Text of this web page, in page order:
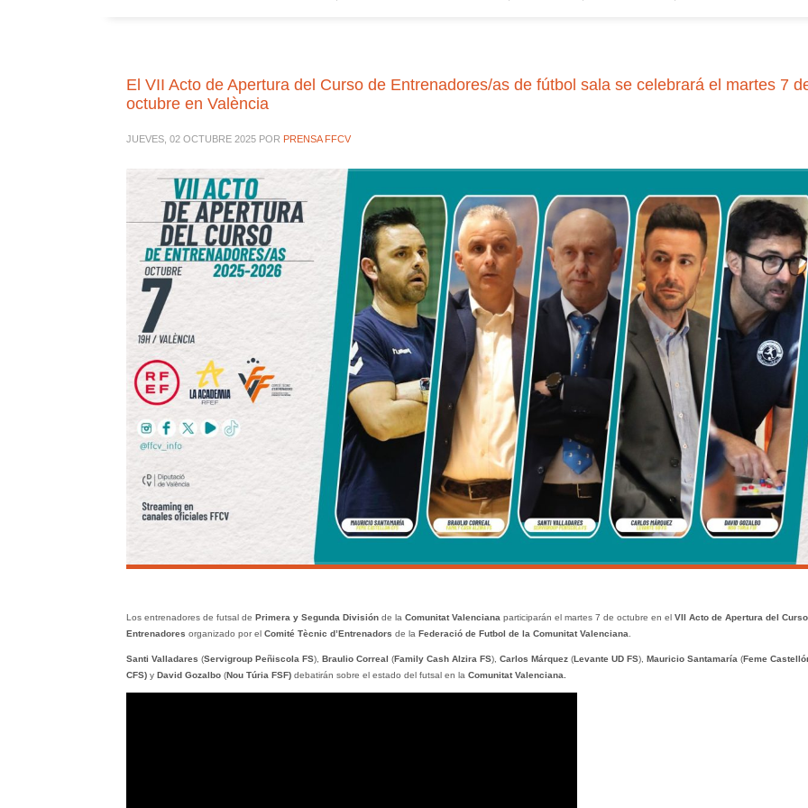
El VII Acto de Apertura del Curso de Entrenadores/as de fútbol sala se celebrará el martes 7
octubre en València
JUEVES, 02 OCTUBRE 2025 POR PRENSA FFCV
Los entrenadores de futsal de Primera y Segunda División de la Comunitat Valenciana participarán el martes 7 de octubre en el VII Acto de Apertura del
Entrenadores organizado por el Comité Tècnic d’Entrenadors de la Federació de Futbol de la Comunitat Valenciana
Santi Valladares (Servigroup Peñiscola FS), Braulio Correal (Family Cash Alzira FS), Carlos Márquez (Levante UD FS), Mauricio Santamaría (Feme
CFS)y David Gozalbo(Nou Túria FSF)debatirán sobre el estado del futsal en la Comunitat Valenciana.